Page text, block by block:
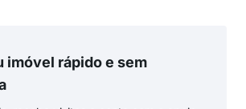
imóvel rápido e sem